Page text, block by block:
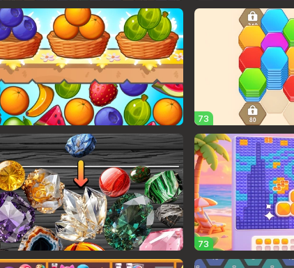
73
73